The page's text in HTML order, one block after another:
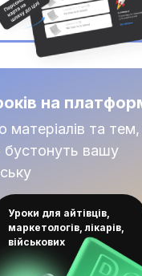
на
матеріалів та тем,
бустонуть вашу
Уроки для айтівців,
маркетологів, лікарів,
військових